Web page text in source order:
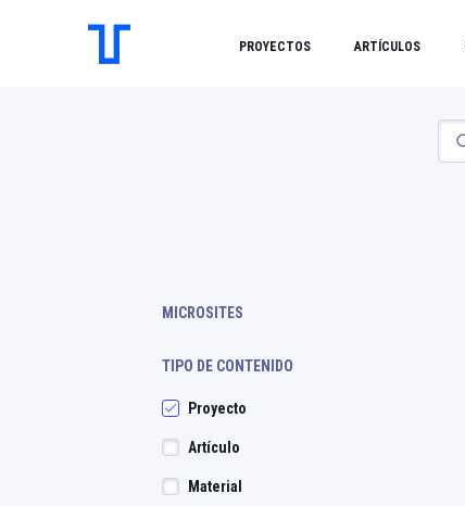
PROYECTOS ARTÍCULOS
MICROSITES
TIPO DE CONTENIDO
Proyecto
Artículo
Material